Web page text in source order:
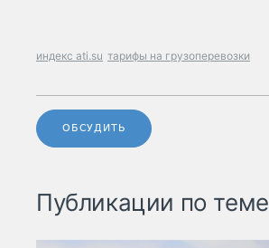
индекс ati.su тарифы на грузоперевозки
ОБСУДИТЬ
Публикации по теме